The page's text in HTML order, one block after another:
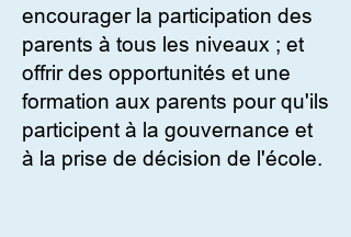
encourager la participation des
parents à tous les niveaux ; et
offrir des opportunités et une
formation aux parents pour qu'ils
participent à la gouvernance et
à la prise de décision de l'école.